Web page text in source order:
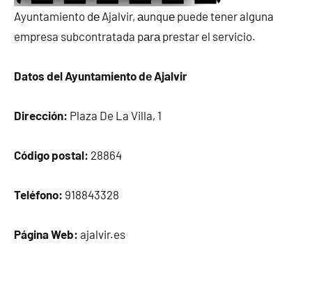
Ayuntamiento dе Ajalvir, аunquе puede tener alguna
empresa subcontratada pаrа prestar el servicio.
Datos del Ayuntamiento dе Ajalvir
Dirección: Plaza De La Villa, 1
Código postal: 28864
Teléfono: 918843328
Página Web: ajalvir.es